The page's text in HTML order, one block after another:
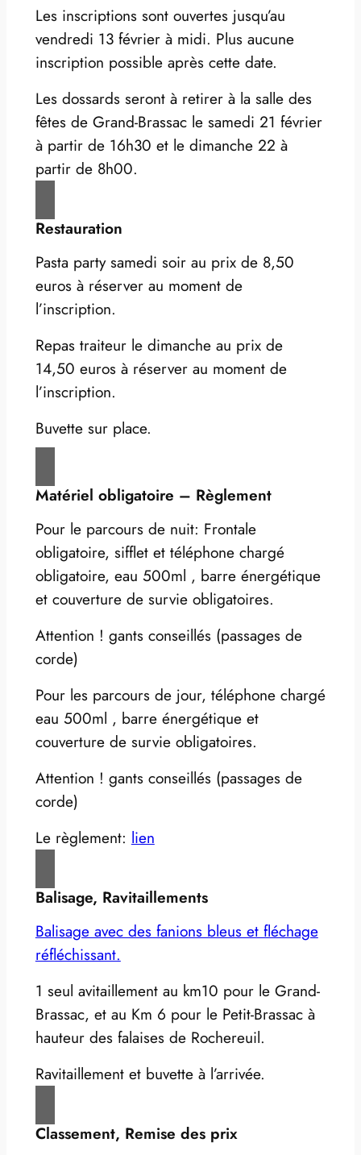
Les inscriptions sont ouvertes jusqu’au
vendredi 13 février à midi. Plus aucune
inscription possible après cette date.
Les dossards seront à retirer à la salle des
fêtes de Grand-Brassac le samedi 21 février
à partir de 16h30 et le dimanche 22 à
partir de 8h00.
Restauration
Pasta party samedi soir au prix de 8,50
euros à réserver au moment de
l’inscription.
Repas traiteur le dimanche au prix de
14,50 euros à réserver au moment de
l’inscription.
Buvette sur place.
Matériel obligatoire – Règlement
Pour le parcours de nuit: Frontale
obligatoire, sifflet et téléphone chargé
obligatoire, eau 500ml , barre énergétique
et couverture de survie obligatoires.
Attention ! gants conseillés (passages de
corde)
Pour les parcours de jour, téléphone chargé
eau 500ml , barre énergétique et
couverture de survie obligatoires.
Attention ! gants conseillés (passages de
corde)
Le règlement: lien
Balisage, Ravitaillements
Balisage avec des fanions bleus et fléchage
réfléchissant.
1 seul avitaillement au km10 pour le Grand-
Brassac, et au Km 6 pour le Petit-Brassac à
hauteur des falaises de Rochereuil.
Ravitaillement et buvette à l’arrivée.
Classement, Remise des prix